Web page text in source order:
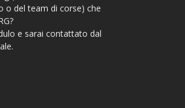
o del team di corse) che
e sarai contattato dal